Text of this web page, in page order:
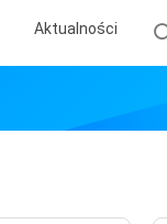
Aktualności